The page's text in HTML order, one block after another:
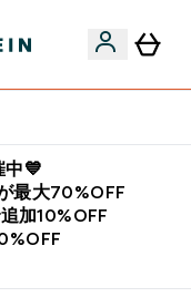
中💙
最大70%OFF
加10%OFF